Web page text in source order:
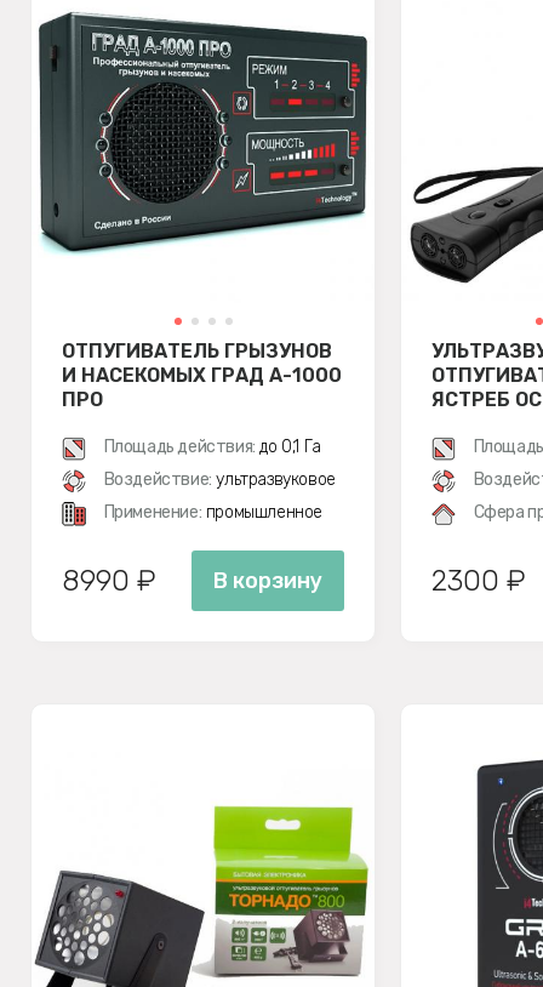
ОТПУГИВАТЕЛЬ ГРЫЗУНОВ
И НАСЕКОМЫХ ГРАД А-1000
ПРО
Площадь действия: до 0,1 Га
Воздействие: ультразвуковое
Применение: промышленное
8990 ₽ В корзину
ЯСТРЕБ
Сфера
2300 ₽